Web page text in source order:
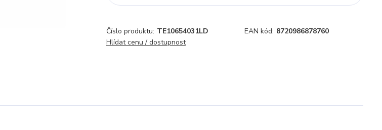
Číslo produktu: TE10654031LD EAN kód: 8720986878760
Hlídat cenu / dostupnost